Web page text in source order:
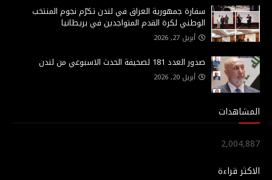
سفارة جمهورية العراق في لندن تكرّم نجوم المنتخب
الوطني لكرة القدم المتواجدين في بريطانيا
أبريل 27, 2026
صدور العدد 181 لصحيفة الحدث الاسبوعي من لندن
أبريل 20, 2026
المشاهدات
2,004,887
الاكثر قراءة